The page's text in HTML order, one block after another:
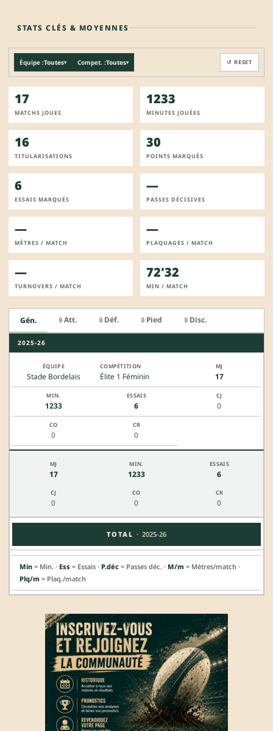
STATS CLÉS & MOYENNES
Équipe :Toutes▾ Compet. :Toutes▾ ↺ RESET
17
MATCHS JOUES
1233
MINUTES JOUÉES
16
TITULARISATIONS
30
POINTS MARQUÉS
6
ESSAIS MARQUÉS
—
PASSES DÉCISIVES
—
MÈTRES / MATCH
—
PLAQUAGES / MATCH
—
TURNOVERS / MATCH
72'32
MIN / MATCH
Gén. 🔒 Att. 🔒 Déf. 🔒 Pied 🔒 Disc.
2025-26
Stade Bordelais Élite 1 Féminin 17
1233 6 0
0 0
17 1233 6
0 0 0
TOTAL · 2025-26
Min = Min. · Ess = Essais · P.déc = Passes déc. · M/m = Mètres/match ·
Plq/m = Plaq./match